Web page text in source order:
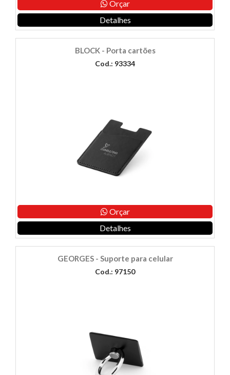
Orçar
Detalhes
BLOCK - Porta cartões
Cod.: 93334
Orçar
Detalhes
GEORGES - Suporte para celular
Cod.: 97150